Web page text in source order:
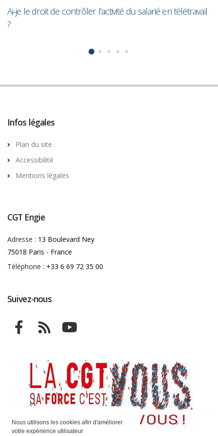
Nous utilisons les cookies afin d'améliorer
votre expérience utilisateur
Ai-je le droit de contrôler l'activité du salarié en télétravail
?
Infos légales
Plan du site
Accessibilité
Mentions légales
CGT Engie
Adresse : 13 Boulevard Ney
75018 Paris - France
Téléphone : +33 6 69 72 35 00
Suivez-nous